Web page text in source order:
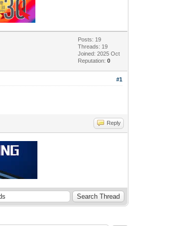
Posts: 19
Threads: 19
Joined: 2025 Oct
Reputation:0
#1
Reply